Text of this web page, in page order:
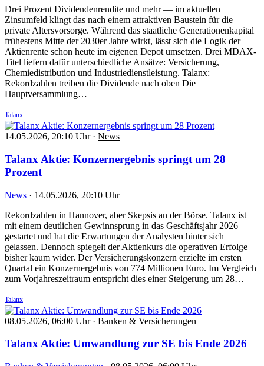
Drei Prozent Dividendenrendite und mehr — im aktuellen
Zinsumfeld klingt das nach einem attraktiven Baustein für die
private Altersvorsorge. Während das staatliche Generationenkapital
frühestens Mitte der 2030er Jahre wirkt, lässt sich die Logik der
Aktienrente schon heute im eigenen Depot umsetzen. Drei MDAX-
Titel liefern dafür unterschiedliche Ansätze: Versicherung,
Chemiedistribution und Industriedienstleistung. Talanx:
Rekordzahlen treiben die Dividende nach oben Die
Hauptversammlung…
Talanx
14.05.2026, 20:10 Uhr · News
Talanx Aktie: Konzernergebnis springt um 28
Prozent
News · 14.05.2026, 20:10 Uhr
Rekordzahlen in Hannover, aber Skepsis an der Börse. Talanx ist
mit einem deutlichen Gewinnsprung in das Geschäftsjahr 2026
gestartet und hat die Erwartungen der Analysten hinter sich
gelassen. Dennoch spiegelt der Aktienkurs die operativen Erfolge
bisher kaum wider. Der Versicherungskonzern erzielte im ersten
Quartal ein Konzernergebnis von 774 Millionen Euro. Im Vergleich
zum Vorjahreszeitraum entspricht dies einer Steigerung um 28…
Talanx
08.05.2026, 06:00 Uhr · Banken & Versicherungen
Talanx Aktie: Umwandlung zur SE bis Ende 2026